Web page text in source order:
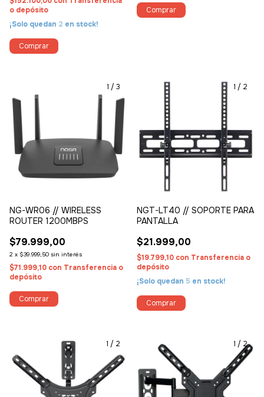
o depósito
¡Solo quedan 2 en stock!
1 / 3
NG-WR06 // WIRELESS
ROUTER 1200MBPS
$79.999,00
2 x $39.999,50 sin interés
$71.999,10 con Transferencia o
depósito
1 / 2
NGT-LT40 // SOPORTE PARA
PANTALLA
$21.999,00
$19.799,10 con Transferencia o
depósito
¡Solo quedan 5 en stock!
1 / 2 1 / 2